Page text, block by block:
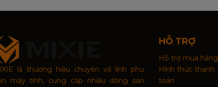
là thương hiệu chuyên về linh phụ
máy tính, cung cấp nhiều dòng sản
HỖ TRỢ
Hỗ trợ mua hàng
Hình thức thanh
toán